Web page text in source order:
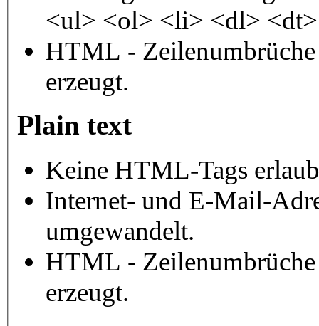
<ul> <ol> <li> <dl>
HTML - Zeilenumbrüche
erzeugt.
Plain text
Keine HTML-Tags
Internet- und E-Mail-
umgewandelt.
HTML - Zeilenumbrüche
erzeugt.